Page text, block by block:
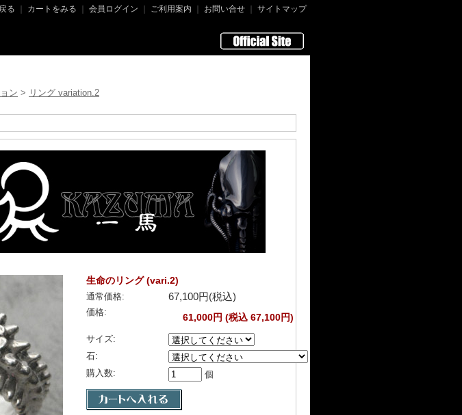
る カートをみる 会員ログイン ご利用案内 お問い合せ サイトマップ
ン > リング variation.2
生命のリング (vari.2)
通常価格: 67,100円(税込)
価格: 61,000円 (税込 67,100円)
サイズ:
石:
購入数:
個